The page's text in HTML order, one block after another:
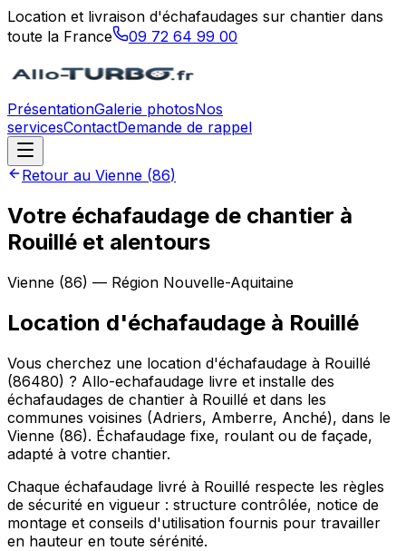
Location et livraison d'échafaudages sur chantier dans
toute la France
09 72 64 99 00
PrésentationGalerie photosNos
servicesContactDemande de rappel
Retour au Vienne (86)
Votre échafaudage de chantier à
Rouillé et alentours
Vienne (86) — Région Nouvelle-Aquitaine
Location d'échafaudage à Rouillé
Vous cherchez une location d'échafaudage à Rouillé
(86480) ? Allo-echafaudage livre et installe des
échafaudages de chantier à Rouillé et dans les
communes voisines (Adriers, Amberre, Anché), dans le
Vienne (86). Échafaudage fixe, roulant ou de façade,
adapté à votre chantier.
Chaque échafaudage livré à Rouillé respecte les règles
de sécurité en vigueur : structure contrôlée, notice de
montage et conseils d'utilisation fournis pour travailler
en hauteur en toute sérénité.